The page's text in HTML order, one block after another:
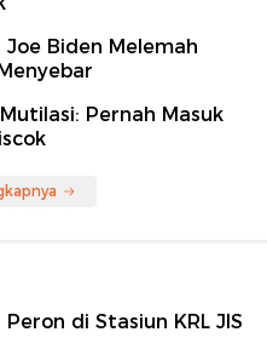
Biden Melemah
Pernah Masuk
di Stasiun KRL JIS